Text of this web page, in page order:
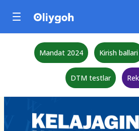
Mandat 2024 Kirish ballari
DTM testlar